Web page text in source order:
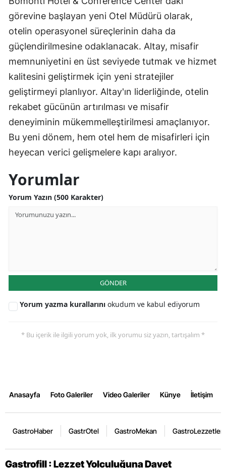
görevine başlayan yeni Otel Müdürü olarak,
otelin operasyonel süreçlerinin daha da
güçlendirilmesine odaklanacak. Altay, misafir
memnuniyetini en üst seviyede tutmak ve hizmet
kalitesini geliştirmek için yeni stratejiler
geliştirmeyi planlıyor. Altay'ın liderliğinde, otelin
rekabet gücünün artırılması ve misafir
deneyiminin mükemmelleştirilmesi amaçlanıyor.
Bu yeni dönem, hem otel hem de misafirleri için
heyecan verici gelişmelere kapı aralıyor.
Yorumlar
Yorum Yazın (500 Karakter)
GÖNDER
Yorum yazma kurallarını okudum ve kabul ediyorum
* Bu içerik ile ilgili yorum yok, ilk yorumu siz yazın, tartışalım *
Anasayfa Foto Galeriler Video Galeriler Künye İletişim
GastroHaber GastrOtel GastroMekan GastroLezzetler
Gastrofill : Lezzet Yolculuğuna Davet